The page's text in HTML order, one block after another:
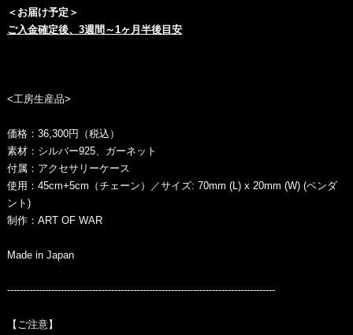
＜お届け予定＞
ご入金確定後、3週間～1ヶ月半後目安
<工房生産品>
価格：36,300円（税込）
素材：シルバー925、ガーネット
付属：アクセサリーケース
使用：45cm+5cm（チェーン）／サイズ: 70mm (L) x 20mm (W) (ペンダ
ント)
制作：ART OF WAR
Made in Japan
-------------------------------------------------------------------------------------
【ご注意】